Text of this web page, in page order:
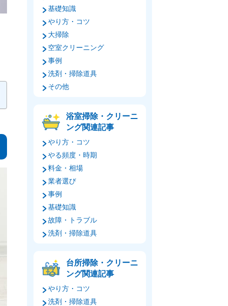
基礎知識
やり方・コツ
大掃除
空室クリーニング
事例
洗剤・掃除道具
その他
浴室掃除・クリーニ
ング関連記事
やり方・コツ
やる頻度・時期
料金・相場
業者選び
事例
基礎知識
故障・トラブル
洗剤・掃除道具
台所掃除・クリーニ
ング関連記事
やり方・コツ
洗剤・掃除道具